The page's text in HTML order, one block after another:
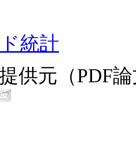
統計
供元（PDF